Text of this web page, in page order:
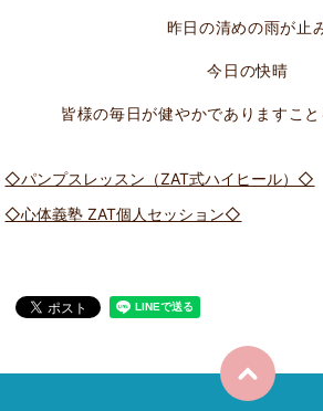
昨日の清めの雨が止
今日の快晴
皆様の毎日が健やかでありますこ
◇パンプスレッスン（ZAT式ハイヒール）◇
◇心体義塾 ZAT個人セッション◇